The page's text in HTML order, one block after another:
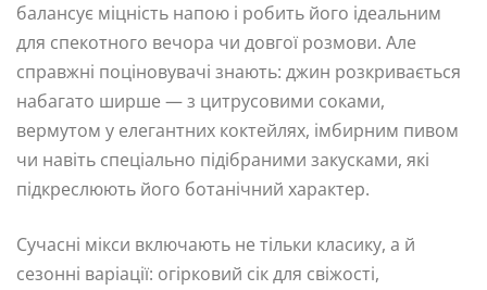
балансує міцність напою і робить його ідеальним
для спекотного вечора чи довгої розмови. Але
справжні поціновувачі знають: джин розкривається
набагато ширше — з цитрусовими соками,
вермутом у елегантних коктейлях, імбирним пивом
чи навіть спеціально підібраними закусками, які
підкреслюють його ботанічний характер.
Сучасні мікси включають не тільки класику, а й
сезонні варіації: огірковий сік для свіжості,